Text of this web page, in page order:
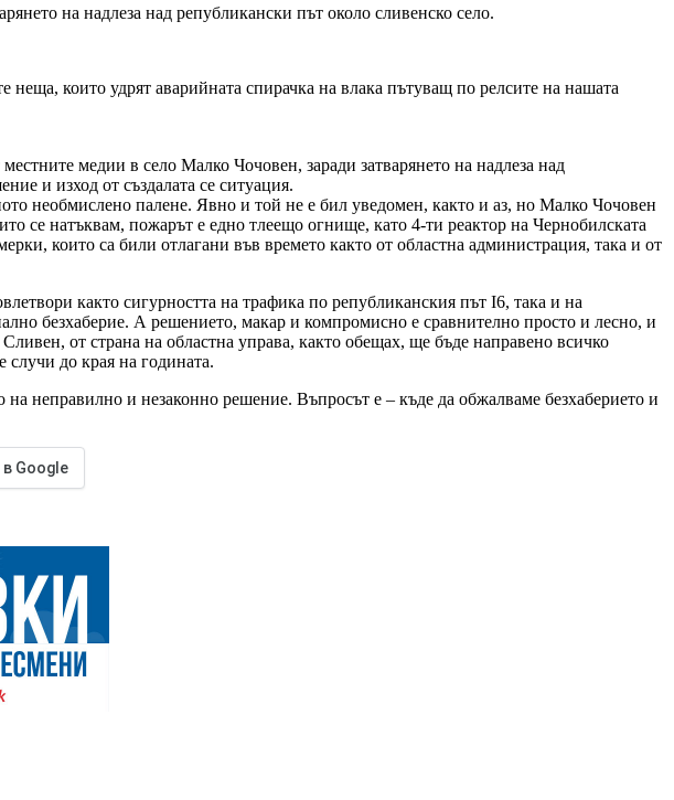
на надлеза над републикански път около сливенско село.
които удрят аварийната спирачка на влака пътуващ по релсите на нашата
медии в село Малко Чочовен, заради затварянето на надлеза над
и изход от създалата се ситуация.
необмислено палене. Явно и той не е бил уведомен, както и аз, но Малко Чочовен
се натъквам, пожарът е едно тлеещо огнище, като 4-ти реактор на Чернобилската
които са били отлагани във времето както от областна администрация, така и от
както сигурността на трафика по републиканския път I6, така и на
безхаберие. А решението, макар и компромисно е сравнително просто и лесно, и
от страна на областна управа, както обещах, ще бъде направено всичко
случи до края на годината.
неправилно и незаконно решение. Въпросът е – къде да обжалваме безхаберието и
Google